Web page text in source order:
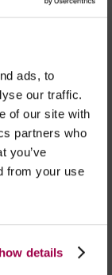
ads, to
our traffic.
of our site with
partners who
you’ve
from your use
details